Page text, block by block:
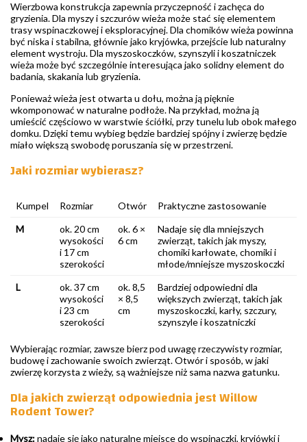
Wierzbowa konstrukcja zapewnia przyczepność i zachęca do
gryzienia. Dla myszy i szczurów wieża może stać się elementem
trasy wspinaczkowej i eksploracyjnej. Dla chomików wieża powinna
być niska i stabilna, głównie jako kryjówka, przejście lub naturalny
element wystroju. Dla myszoskoczków, szynszyli i koszatniczek
wieża może być szczególnie interesująca jako solidny element do
badania, skakania lub gryzienia.
Ponieważ wieża jest otwarta u dołu, można ją pięknie
wkomponować w naturalne podłoże. Na przykład, można ją
umieścić częściowo w warstwie ściółki, przy tunelu lub obok małego
domku. Dzięki temu wybieg będzie bardziej spójny i zwierzę będzie
miało większą swobodę poruszania się w przestrzeni.
Jaki rozmiar wybierasz?
Kumpel Rozmiar Otwór
Praktyczne zastosowanie
M
ok. 20 cm
wysokości
i 17 cm
szerokości
ok. 6 ×
6 cm
Nadaje się dla mniejszych
zwierząt, takich jak myszy,
chomiki karłowate, chomiki i
młode/mniejsze myszoskoczki
L
ok. 37 cm
wysokości
i 23 cm
szerokości
ok. 8,5
× 8,5
cm
Bardziej odpowiedni dla
większych zwierząt, takich jak
myszoskoczki, karły, szczury,
szynszyle i koszatniczki
Wybierając rozmiar, zawsze bierz pod uwagę rzeczywisty rozmiar,
budowę i zachowanie swoich zwierząt. Otwór i sposób, w jaki
zwierzę korzysta z wieży, są ważniejsze niż sama nazwa gatunku.
Dla jakich zwierząt odpowiednia jest Willow
Rodent Tower?
Mysz:nadaje się jako naturalne miejsce do wspinaczki, kryjówki i